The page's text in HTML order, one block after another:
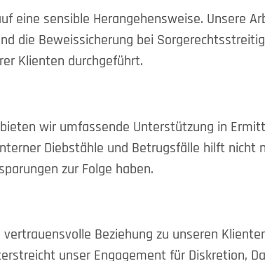
eine sensible Herangehensweise. Unsere
die Beweissicherung bei
Klienten durchgeführt.
wir umfassende Unterstützung in
Diebstähle und Betrugsfälle hilft nicht
zur Folge haben.
Beziehung zu unseren
unser Engagement für Diskretion,